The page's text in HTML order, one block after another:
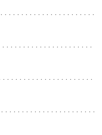
. . . . . . . . . . . . . . . . . . .
. . . . . . . . . . . . . . . . . . .
. . . . . . . . . . . . . . . . . . .
. . . . . . . . . . . . . . . . . . . .